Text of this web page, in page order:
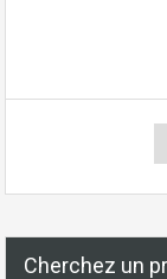
Cherchez un